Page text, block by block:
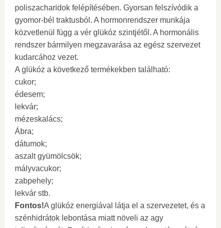
poliszacharidok felépítésében. Gyorsan felszívódik a
gyomor-bél traktusból. A hormonrendszer munkája
közvetlenül függ a vér glükóz szintjétől. A hormonális
rendszer bármilyen megzavarása az egész szervezet
kudarcához vezet.
A glükóz a következő termékekben található:
cukor;
édesem;
lekvár;
mézeskalács;
Ábra;
dátumok;
aszalt gyümölcsök;
mályvacukor;
zabpehely;
lekvár stb.
Fontos!A glükóz energiával látja el a szervezetet, és a
szénhidrátok lebontása miatt növeli az agy